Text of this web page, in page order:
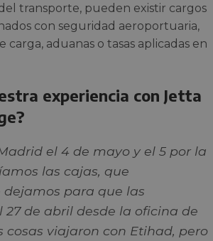
transporte, pueden existir cargos
con seguridad aeroportuaria,
carga, aduanas o tasas aplicadas en
experiencia con Jetta
el 4 de mayo y el 5 por la
las cajas, que
para que las
27 de abril desde la oficina de
cosas viajaron con Etihad, pero